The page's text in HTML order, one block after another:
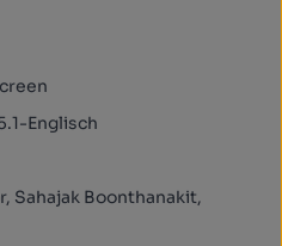
Englisch
Sahajak Boonthanakit,